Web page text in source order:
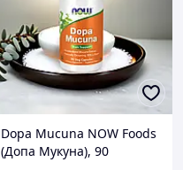
Dopa Mucuna NOW Foods
(Допа Мукуна), 90